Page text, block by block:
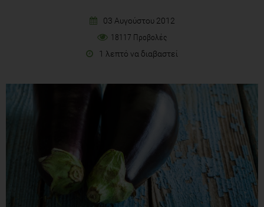
03 Αυγούστου 2012
18117 Προβολές
1 λεπτό να διαβαστεί